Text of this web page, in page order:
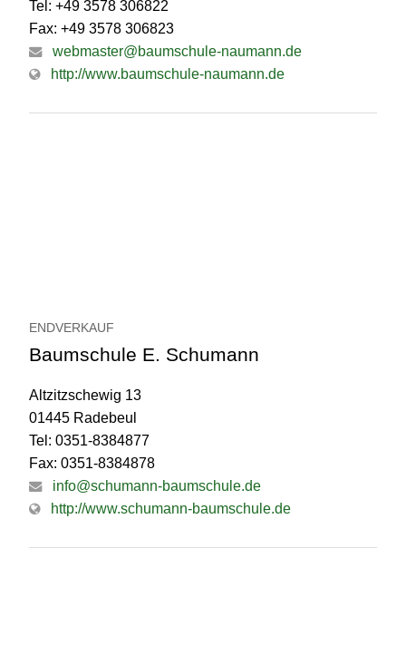
Tel: +49 3578 306822
Fax: +49 3578 306823
webmaster@baumschule-naumann.de
http://www.baumschule-naumann.de
ENDVERKAUF
Baumschule E. Schumann
Altzitzschewig 13
01445 Radebeul
Tel: 0351-8384877
Fax: 0351-8384878
info@schumann-baumschule.de
http://www.schumann-baumschule.de